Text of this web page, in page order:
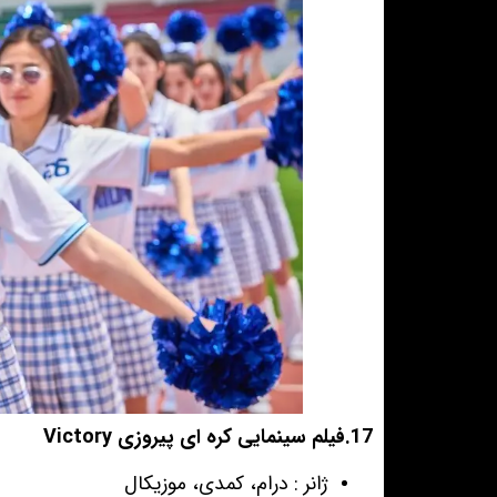
17.فیلم سینمایی کره ای پیروزی Victory
ژانر : درام، کمدی، موزیکال